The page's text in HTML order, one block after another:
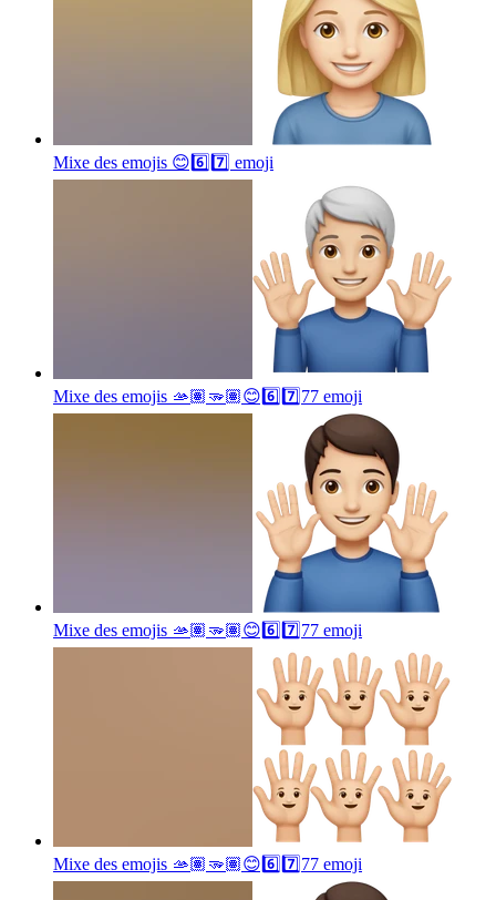
Mixe des emojis 😊6️⃣7️⃣ emoji
Mixe des emojis 🫴🏽🫳🏽😊6️⃣7️⃣77 emoji
Mixe des emojis 🫴🏽🫳🏽😊6️⃣7️⃣77 emoji
Mixe des emojis 🫴🏽🫳🏽😊6️⃣7️⃣77 emoji